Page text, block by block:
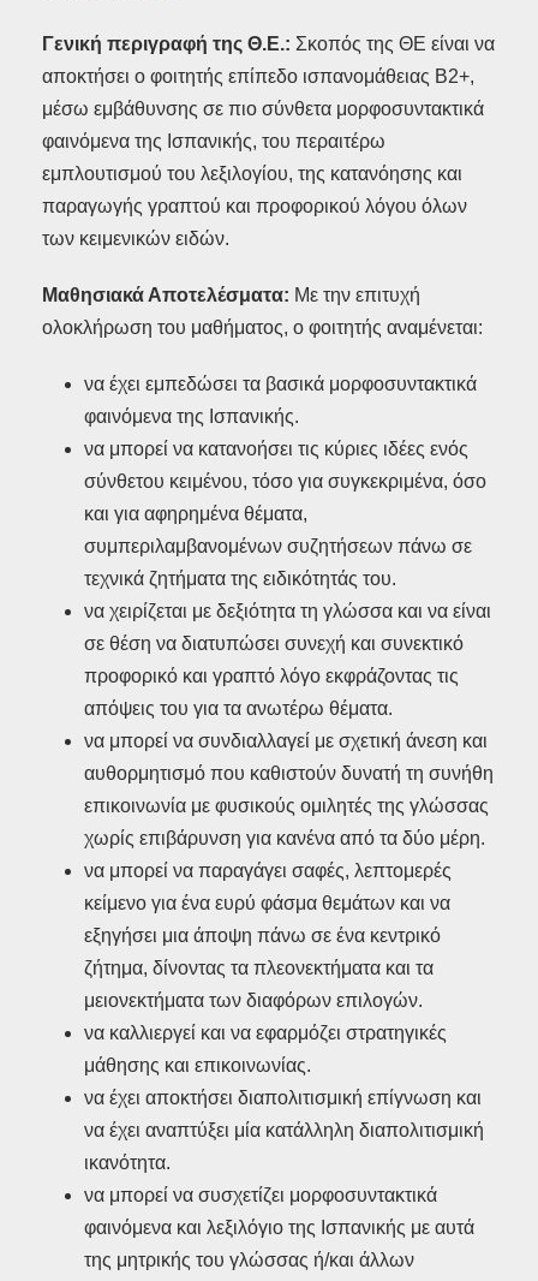
Γενική περιγραφή της Θ.Ε.: Σκοπός της ΘΕ είναι να
αποκτήσει ο φοιτητής επίπεδο ισπανομάθειας Β2+,
μέσω εμβάθυνσης σε πιο σύνθετα μορφοσυντακτικά
φαινόμενα της Ισπανικής, του περαιτέρω
εμπλουτισμού του λεξιλογίου, της κατανόησης και
παραγωγής γραπτού και προφορικού λόγου όλων
των κειμενικών ειδών.
Μαθησιακά Αποτελέσματα: Με την επιτυχή
ολοκλήρωση του μαθήματος, ο φοιτητής αναμένεται:
να έχει εμπεδώσει τα βασικά μορφοσυντακτικά
φαινόμενα της Ισπανικής.
να μπορεί να κατανοήσει τις κύριες ιδέες ενός
σύνθετου κειμένου, τόσο για συγκεκριμένα, όσο
και για αφηρημένα θέματα,
συμπεριλαμβανομένων συζητήσεων πάνω σε
τεχνικά ζητήματα της ειδικότητάς του.
να χειρίζεται με δεξιότητα τη γλώσσα και να είναι
σε θέση να διατυπώσει συνεχή και συνεκτικό
προφορικό και γραπτό λόγο εκφράζοντας τις
απόψεις του για τα ανωτέρω θέματα.
να μπορεί να συνδιαλλαγεί με σχετική άνεση και
αυθορμητισμό που καθιστούν δυνατή τη συνήθη
επικοινωνία με φυσικούς ομιλητές της γλώσσας
χωρίς επιβάρυνση για κανένα από τα δύο μέρη.
να μπορεί να παραγάγει σαφές, λεπτομερές
κείμενο για ένα ευρύ φάσμα θεμάτων και να
εξηγήσει μια άποψη πάνω σε ένα κεντρικό
ζήτημα, δίνοντας τα πλεονεκτήματα και τα
μειονεκτήματα των διαφόρων επιλογών.
να καλλιεργεί και να εφαρμόζει στρατηγικές
μάθησης και επικοινωνίας.
να έχει αποκτήσει διαπολιτισμική επίγνωση και
να έχει αναπτύξει μία κατάλληλη διαπολιτισμική
ικανότητα.
να μπορεί να συσχετίζει μορφοσυντακτικά
φαινόμενα και λεξιλόγιο της Ισπανικής με αυτά
της μητρικής του γλώσσας ή/και άλλων